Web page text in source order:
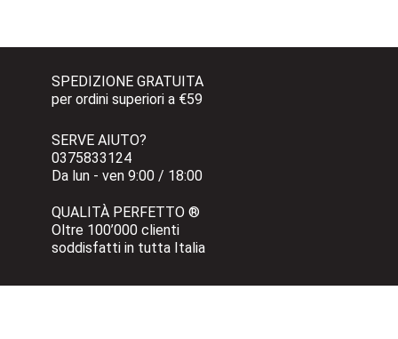
SPEDIZIONE GRATUITA
per ordini superiori a €59
SERVE AIUTO?
0375833124
Da lun - ven 9:00 / 18:00
QUALITÀ PERFETTO ®
Oltre 100’000 clienti
soddisfatti in tutta Italia